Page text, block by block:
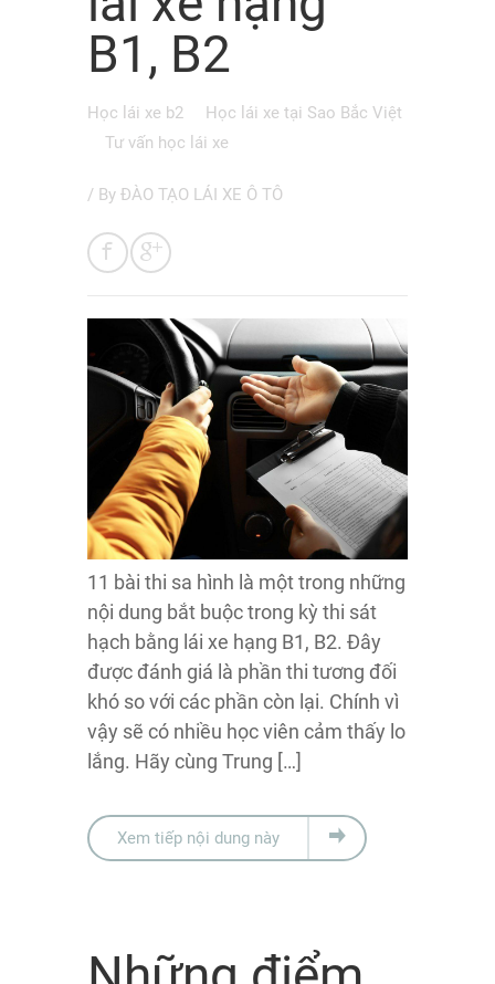
B1, B2
Học lái xe b2
Học lái xe tại Sao Bắc Việt
Tư vấn học lái xe
/ By ĐÀO TẠO LÁI XE Ô TÔ
11 bài thi sa hình là một trong những
nội dung bắt buộc trong kỳ thi sát
hạch bằng lái xe hạng B1, B2. Đây
được đánh giá là phần thi tương đối
khó so với các phần còn lại. Chính vì
vậy sẽ có nhiều học viên cảm thấy lo
lắng. Hãy cùng Trung […]
Xem tiếp nội dung này